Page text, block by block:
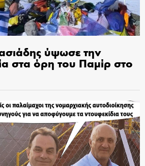
ύψωσε την
στα όρη του Παμίρ στο